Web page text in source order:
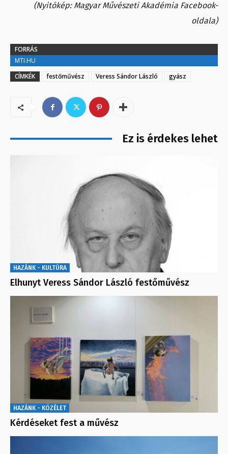
(Nyitókép: Magyar Művészeti Akadémia Facebook-
oldala)
FORRÁS
MTI.HU
CÍMKÉK
festőművész Veress Sándor László gyász
Ez is érdekes lehet
HAZÁNK - KULTÚRA
Elhunyt Veress Sándor László festőművész
HAZÁNK - KÖZÉLET
Kérdéseket fest a művész